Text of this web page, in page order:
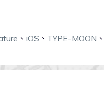
、 iOS 、 TYPE-MOON 、